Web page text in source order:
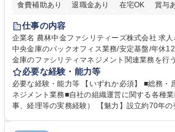
食費補助あり
退職金あり 在宅OK 賞与
インセンティブあり
仕事の内容
企業名 農林中金ファシリティーズ株式会社 求人名 【事務系総合職】農林
中央金庫のバックオフィス業務/安定基盤/年休120日 仕事の内容 農
金庫のファシリティマネジメント関連業務を行
にて、総務・庶務業務やファシリティマネジメ
募集いたします。 ■総務・庶務業務：外部委託先（外注先）や契約書の管
理、総務部門での管理業務、会計管理や決算業
※親会社である農林中央金庫から受託した総務
必要な経験・能力等
必要な経験・能力等 【いずれか必須】 ■総務・
ネジメント業務■自社の組織運営に関する各種
事、経理等の実務経験） 【魅力】設立約70年の強固な基盤と、人を育て